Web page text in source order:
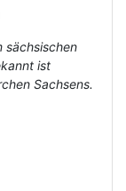
sächsischen
ist
Sachsens.